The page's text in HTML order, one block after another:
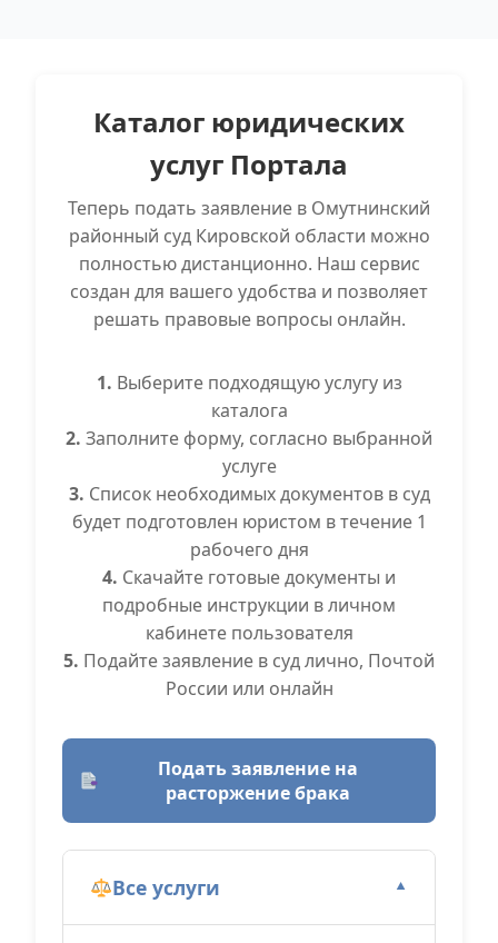
Каталог юридических
услуг Портала
Теперь подать заявление в Омутнинский
районный суд Кировской области можно
полностью дистанционно. Наш сервис
создан для вашего удобства и позволяет
решать правовые вопросы онлайн.
1. Выберите подходящую услугу из
каталога
2. Заполните форму, согласно выбранной
услуге
3. Список необходимых документов в суд
будет подготовлен юристом в течение 1
рабочего дня
4. Скачайте готовые документы и
подробные инструкции в личном
кабинете пользователя
5. Подайте заявление в суд лично, Почтой
России или онлайн
Подать заявление на
расторжение брака
Все услуги ▼